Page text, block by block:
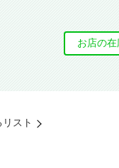
お店の
スト